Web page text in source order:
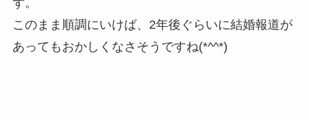
このまま順調にいけば、2年後ぐらいに結婚報道が
あってもおかしくなさそうですね(*^^*)